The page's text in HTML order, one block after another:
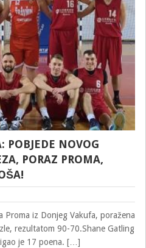
POBJEDE NOVOG
PORAZ PROMA,
Proma iz Donjeg Vakufa, poražena
rezultatom 90-70.Shane Gatling
je 17 poena. […]